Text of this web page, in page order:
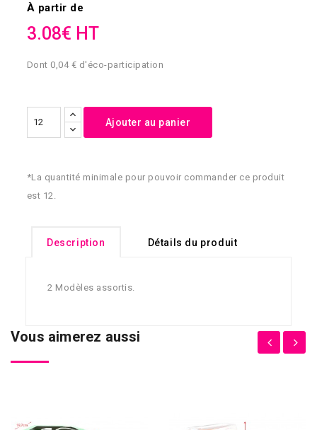
À partir de
3.08€ HT
Dont 0,04 € d'éco-participation
Ajouter au panier
*La quantité minimale pour pouvoir commander ce produit
est 12.
Description Détails du produit
2 Modèles assortis.
Vous aimerez aussi